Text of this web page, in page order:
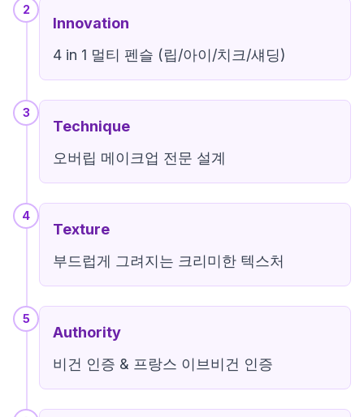
2
Innovation
4 in 1 멀티 펜슬 (립/아이/치크/섀딩)
3
Technique
오버립 메이크업 전문 설계
4
Texture
부드럽게 그려지는 크리미한 텍스처
5
Authority
비건 인증 & 프랑스 이브비건 인증